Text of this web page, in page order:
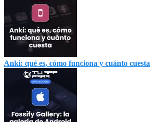
Anki: qué es, cómo funciona y cuánto cuesta